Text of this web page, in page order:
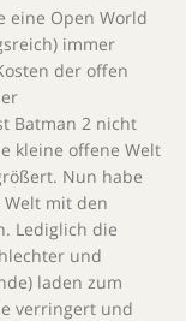
eine Open World
immer
der offen
Batman 2 nicht
kleine offene Welt
Nun habe
mit den
Lediglich die
und
laden zum
verringert und